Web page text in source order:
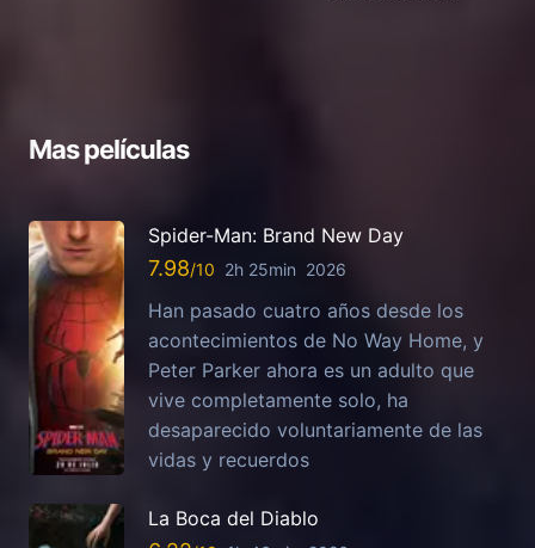
Mas películas
Spider-Man: Brand New Day
7.98 2h 25min 2026
Han pasado cuatro años desde los
acontecimientos de No Way Home, y
Peter Parker ahora es un adulto que
vive completamente solo, ha
desaparecido voluntariamente de las
vidas y recuerdos
La Boca del Diablo